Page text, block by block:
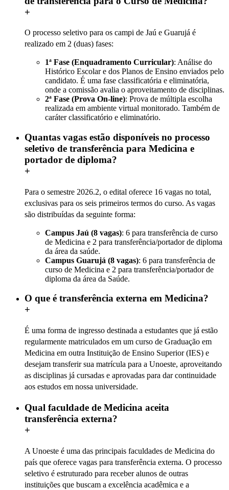
+
O processo seletivo para os campi de Jaú e Guarujá é
realizado em 2 (duas) fases:
1ª Fase (Enquadramento Curricular): Análise do
Histórico Escolar e dos Planos de Ensino enviados pelo
candidato. É uma fase classificatória e eliminatória,
onde a comissão avalia o aproveitamento de disciplinas.
2ª Fase (Prova On-line): Prova de múltipla escolha
realizada em ambiente virtual monitorado. Também de
caráter classificatório e eliminatório.
Quantas vagas estão disponíveis no processo
seletivo de transferência para Medicina e
portador de diploma?
+
Para o semestre 2026.2, o edital oferece 16 vagas no total,
exclusivas para os seis primeiros termos do curso. As vagas
são distribuídas da seguinte forma:
Campus Jaú (8 vagas): 6 para transferência de curso
de Medicina e 2 para transferência/portador de diploma
da área da saúde.
Campus Guarujá (8 vagas): 6 para transferência de
curso de Medicina e 2 para transferência/portador de
diploma da área da Saúde.
O que é transferência externa em Medicina?
+
É uma forma de ingresso destinada a estudantes que já estão
regularmente matriculados em um curso de Graduação em
Medicina em outra Instituição de Ensino Superior (IES) e
desejam transferir sua matrícula para a Unoeste, aproveitando
as disciplinas já cursadas e aprovadas para dar continuidade
aos estudos em nossa universidade.
Qual faculdade de Medicina aceita
transferência externa?
+
A Unoeste é uma das principais faculdades de Medicina do
país que oferece vagas para transferência externa. O processo
seletivo é estruturado para receber alunos de outras
instituições que buscam a excelência acadêmica e a